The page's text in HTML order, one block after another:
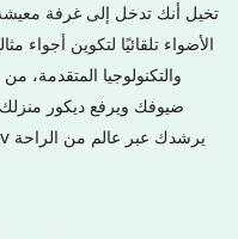
الأضواء تلقائيًا لتكوين أجواء
والتكنولوجيا المتقدمة،
ضيوفك ويرفع ديكور